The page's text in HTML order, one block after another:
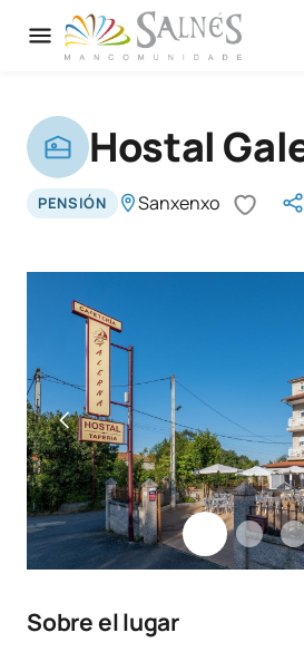
Hostal
PENSIÓN Sanxenxo
Sobre el lugar